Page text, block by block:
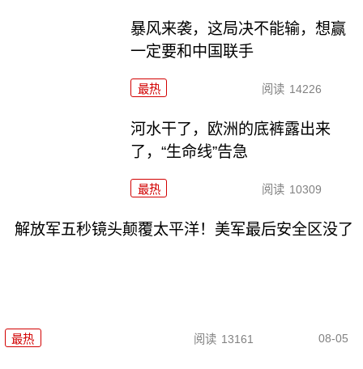
暴风来袭，这局决不能输，想赢
一定要和中国联手
最热 阅读 14226
河水干了，欧洲的底裤露出来
了，“生命线”告急
最热 阅读 10309
解放军五秒镜头颠覆太平洋！美军最后安全区没了
最热 阅读 13161 08-05